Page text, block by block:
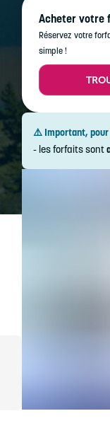
Acheter votre
Réservez votre
simple !
⚠️ Important,
- les forfaits sont